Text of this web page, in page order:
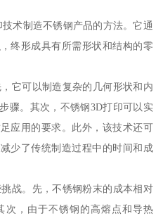
术制造不锈钢产品的方法。它通
终形成具有所需形状和结构的零
它可以制造复杂的几何形状和内
骤。其次，不锈钢3D打印可以实
应用的要求。此外，该技术还可
少了传统制造过程中的时间和成
战。先，不锈钢粉末的成本相对
次，由于不锈钢的高熔点和导热